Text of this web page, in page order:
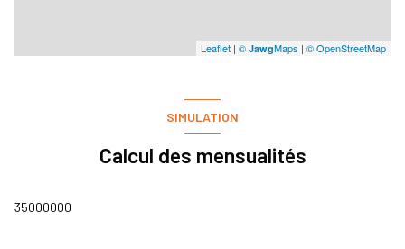
Leaflet | © JawgMaps | © OpenStreetMap
SIMULATION
Calcul des mensualités
35000000